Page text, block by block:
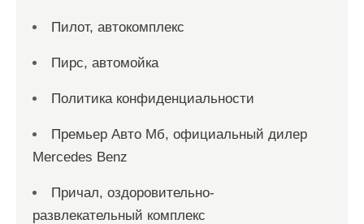
Пилот, автокомплекс
Пирс, автомойка
Политика конфиденциальности
Премьер Авто Мб, официальный дилер
Mercedes Benz
Причал, оздоровительно-
развлекательный комплекс